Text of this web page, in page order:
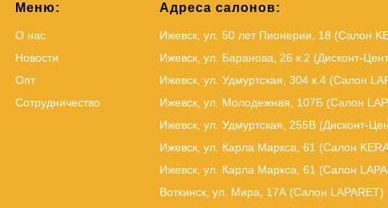
Меню:
О нас
Новости
Опт
Сотрудничество
Адреса салонов:
Ижевск, ул. 50 лет Пионерии, 18 (Салон
Ижевск, ул. Баранова, 26 к.2 (Дисконт-
Ижевск, ул. Удмуртская, 304 к.4 (Салон
Ижевск, ул. Молодежная, 107Б (Салон
Ижевск, ул. Удмуртская, 255В (Дисконт-
Ижевск, ул. Карла Маркса, 61 (Салон
Ижевск, ул. Карла Маркса, 61 (Салон
Воткинск, ул. Мира, 17А (Салон LAPARET)